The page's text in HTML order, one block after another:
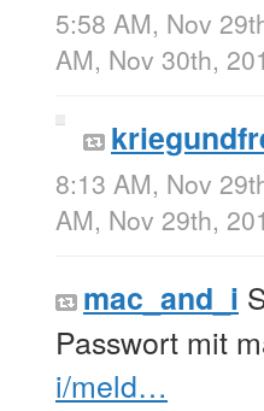
5:58 AM, Nov
AM, Nov 30th,
8:13 AM, Nov
AM, Nov 29th,
mac_and_i
Passwort mit
i/meld…